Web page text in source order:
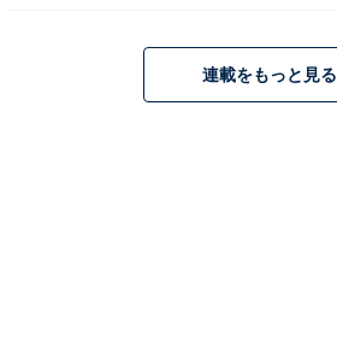
連載をもっと見る